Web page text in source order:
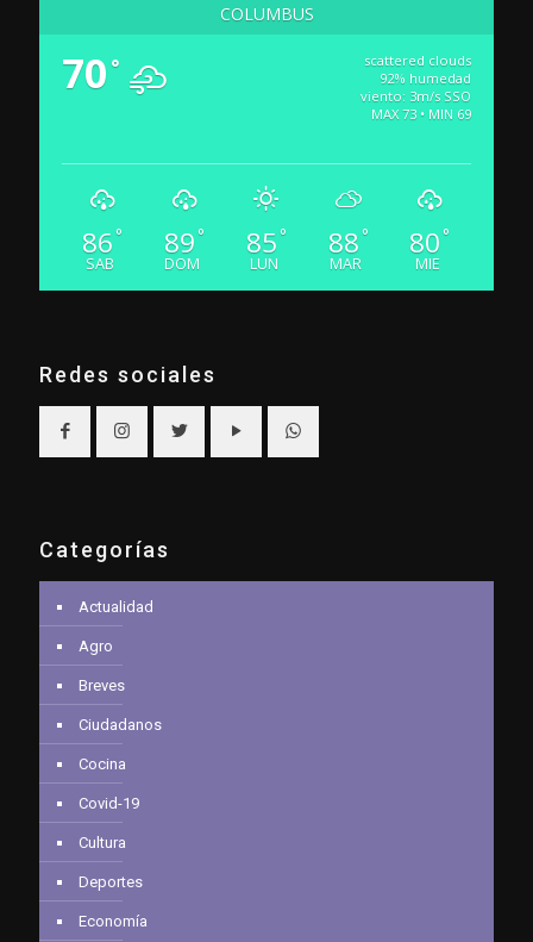
COLUMBUS
70 °
scattered clouds
92% humedad
viento: 3m/s SSO
MAX 73 • MIN 69
86 °
SAB
89 °
DOM
85 °
LUN
88 °
MAR
80 °
MIE
Redes sociales
Categorías
Actualidad
Agro
Breves
Ciudadanos
Cocina
Covid-19
Cultura
Deportes
Economía